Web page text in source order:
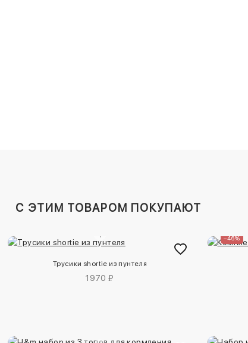
C ЭТИМ ТОВАРОМ ПОКУПАЮТ
Трусики shortie из пунтеля
1970 ₽
–46%